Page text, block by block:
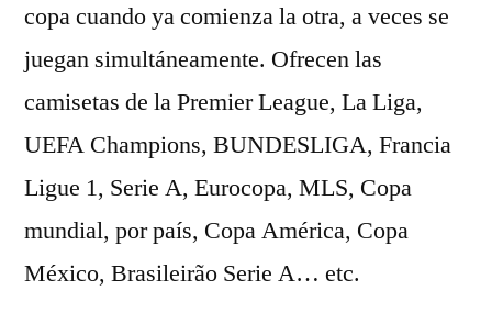
copa cuando ya comienza la otra, a veces se
juegan simultáneamente. Ofrecen las
camisetas de la Premier League, La Liga,
UEFA Champions, BUNDESLIGA, Francia
Ligue 1, Serie A, Eurocopa, MLS, Copa
mundial, por país, Copa América, Copa
México, Brasileirão Serie A… etc.